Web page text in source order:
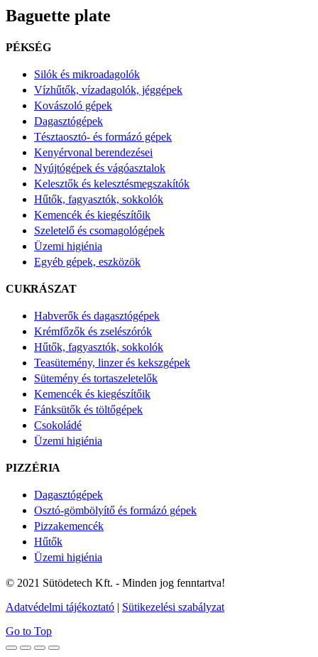
Baguette plate
PÉKSÉG
Silók és mikroadagolók
Vízhűtők, vízadagolók, jéggépek
Kovászoló gépek
Dagasztógépek
Tésztaosztó- és formázó gépek
Kenyérvonal berendezései
Nyújtógépek és vágóasztalok
Kelesztők és kelesztésmegszakítók
Hűtők, fagyasztók, sokkolók
Kemencék és kiegészítőik
Szeletelő és csomagológépek
Üzemi higiénia
Egyéb gépek, eszközök
CUKRÁSZAT
Habverők és dagasztógépek
Krémfőzők és zselészórók
Hűtők, fagyasztók, sokkolók
Teasütemény, linzer és kekszgépek
Sütemény és tortaszeletelők
Kemencék és kiegészítőik
Fánksütők és töltőgépek
Csokoládé
Üzemi higiénia
PIZZÉRIA
Dagasztógépek
Osztó-gömbölyítő és formázó gépek
Pizzakemencék
Hűtők
Üzemi higiénia
© 2021 Sütödetech Kft. - Minden jog fenntartva!
Adatvédelmi tájékoztató | Sütikezelési szabályzat
Go to Top